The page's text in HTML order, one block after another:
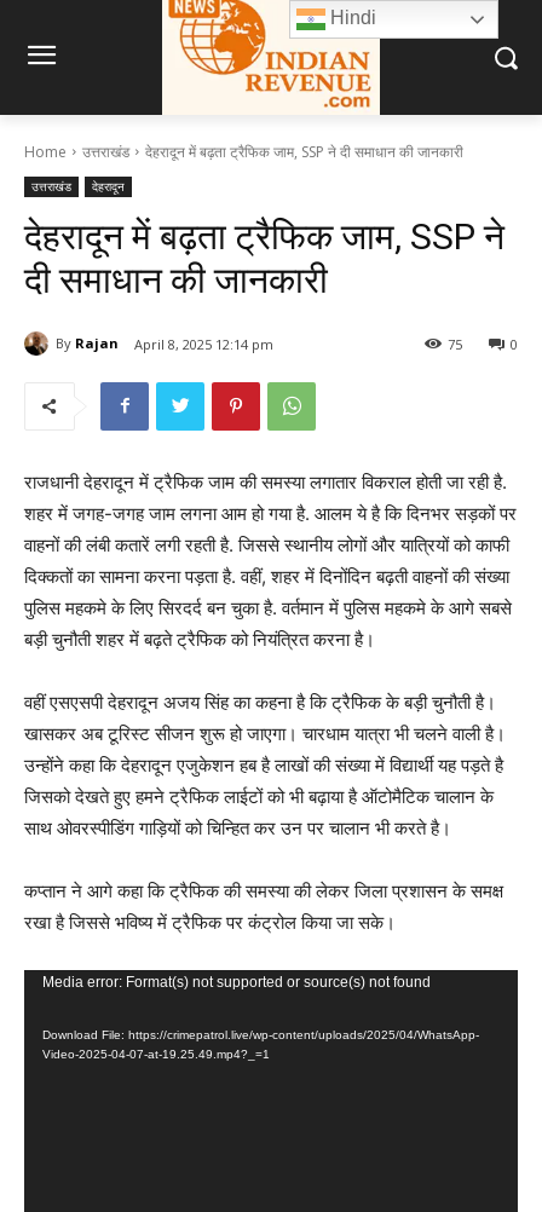
Home उत्तराखंड देहरादून में बढ़ता ट्रैफिक जाम, SSP ने दी समाधान की जानकारी
उत्तराखंड देहरादून
देहरादून में बढ़ता ट्रैफिक जाम, SSP ने
दी समाधान की जानकारी
By Rajan April 8, 2025 12:14 pm 0
75
राजधानी देहरादून में ट्रैफिक जाम की समस्या लगातार विकराल होती जा रही है.
शहर में जगह-जगह जाम लगना आम हो गया है. आलम ये है कि दिनभर सड़कों पर
वाहनों की लंबी कतारें लगी रहती है. जिससे स्थानीय लोगों और यात्रियों को काफी
दिक्कतों का सामना करना पड़ता है. वहीं, शहर में दिनोंदिन बढ़ती वाहनों की संख्या
पुलिस महकमे के लिए सिरदर्द बन चुका है. वर्तमान में पुलिस महकमे के आगे सबसे
बड़ी चुनौती शहर में बढ़ते ट्रैफिक को नियंत्रित करना है।
वहीं एसएसपी देहरादून अजय सिंह का कहना है कि ट्रैफिक के बड़ी चुनौती है।
खासकर अब टूरिस्ट सीजन शुरू हो जाएगा। चारधाम यात्रा भी चलने वाली है।
उन्होंने कहा कि देहरादून एजुकेशन हब है लाखों की संख्या में विद्यार्थी यह पड़ते है
जिसको देखते हुए हमने ट्रैफिक लाईटों को भी बढ़ाया है ऑटोमैटिक चालान के
साथ ओवरस्पीडिंग गाड़ियों को चिन्हित कर उन पर चालान भी करते है।
कप्तान ने आगे कहा कि ट्रैफिक की समस्या की लेकर जिला प्रशासन के समक्ष
रखा है जिससे भविष्य में ट्रैफिक पर कंट्रोल किया जा सके।
Media error: Format(s) not supported or source(s) not found
Download File: https://crimepatrol.live/wp-content/uploads/2025/04/WhatsApp-
Video-2025-04-07-at-19.25.49.mp4?_=1
Hindi